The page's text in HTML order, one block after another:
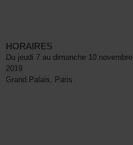
HORAIRES
Du jeudi 7 au dimanche 10 novembre
2019
Grand Palais, Paris